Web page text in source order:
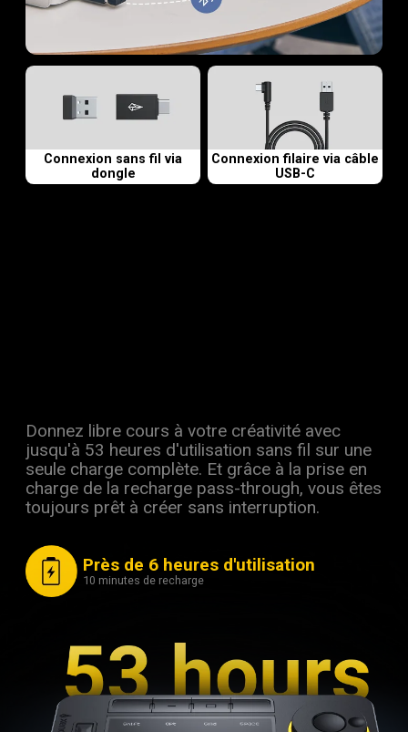
Connexion sans fil via
dongle
Connexion filaire via câble
USB-C
Donnez libre cours à votre créativité avec
jusqu'à 53 heures d'utilisation sans fil sur une
seule charge complète. Et grâce à la prise en
charge de la recharge pass-through, vous êtes
toujours prêt à créer sans interruption.
Près de 6 heures d'utilisation
10 minutes de recharge